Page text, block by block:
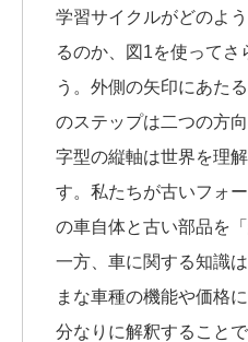
学習サイクルがどのよ
るのか、図1を使ってさ
う。外側の矢印にあた
のステップは二つの方
字型の縦軸は世界を理
す。私たちが古いフォ
の車自体と古い部品を
一方、車に関する知識
まな車種の機能や価格
分なりに解釈すること